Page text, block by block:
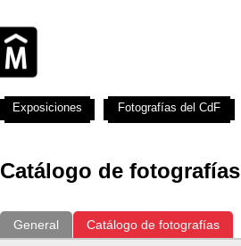
Catálogo de fotografías
General Catálogo de fotografías
Exposiciones Fotografías del CdF